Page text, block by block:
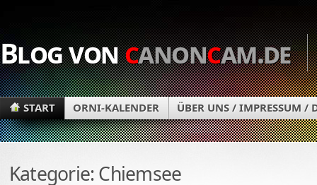
Blog voncanoncam.de
START ORNI-KALENDER ÜBER UNS / IMPRESSUM /
Kategorie: Chiemsee